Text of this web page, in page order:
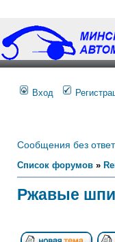
Вход
Сообщения без
Список форумов »
Ржавые